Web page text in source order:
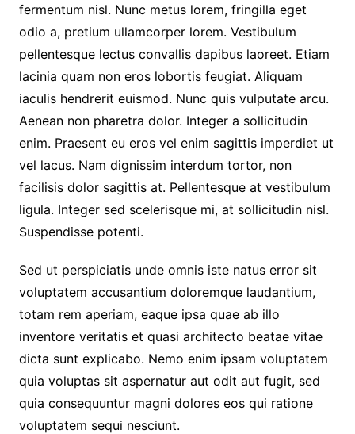
fermentum nisl. Nunc metus lorem, fringilla eget
odio a, pretium ullamcorper lorem. Vestibulum
pellentesque lectus convallis dapibus laoreet. Etiam
lacinia quam non eros lobortis feugiat. Aliquam
iaculis hendrerit euismod. Nunc quis vulputate arcu.
Aenean non pharetra dolor. Integer a sollicitudin
enim. Praesent eu eros vel enim sagittis imperdiet ut
vel lacus. Nam dignissim interdum tortor, non
facilisis dolor sagittis at. Pellentesque at vestibulum
ligula. Integer sed scelerisque mi, at sollicitudin nisl.
Suspendisse potenti.
Sed ut perspiciatis unde omnis iste natus error sit
voluptatem accusantium doloremque laudantium,
totam rem aperiam, eaque ipsa quae ab illo
inventore veritatis et quasi architecto beatae vitae
dicta sunt explicabo. Nemo enim ipsam voluptatem
quia voluptas sit aspernatur aut odit aut fugit, sed
quia consequuntur magni dolores eos qui ratione
voluptatem sequi nesciunt.